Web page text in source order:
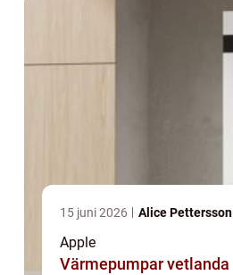
15 juni 2026 Alice Pettersson
Apple
Värmepumpar vetlanda